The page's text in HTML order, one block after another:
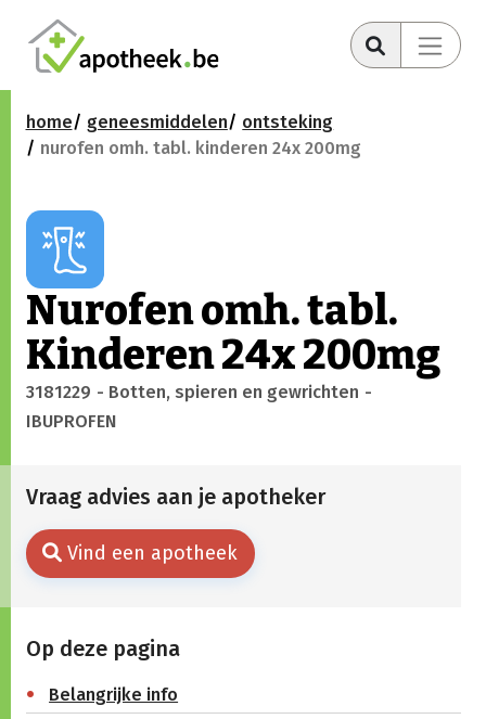
home geneesmiddelen
ontsteking
nurofen omh. tabl. kinderen 24x 200mg
Nurofen omh. tabl.
Kinderen 24x 200mg
3181229 - Botten, spieren en gewrichten -
IBUPROFEN
Vraag advies aan je apotheker
Vind een apotheek
Op deze pagina
Belangrijke info